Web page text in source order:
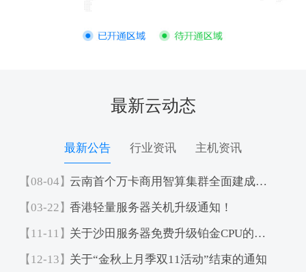
最新云动态
最新公告 行业资讯 主机资讯
【08-04】云南首个万卡商用智算集群全面建成投运
【03-22】香港轻量服务器关机升级通知！
【11-11】关于沙田服务器免费升级铂金CPU的通知
【12-13】关于“金秋上月季双11活动”结束的通知